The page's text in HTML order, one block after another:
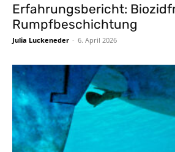
Erfahrungsbericht:
Rumpfbeschichtung
Julia Luckeneder - 6. April 2026